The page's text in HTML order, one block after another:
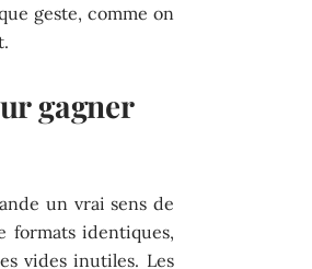
geste, comme on
gagner
un vrai sens de
formats identiques,
vides inutiles. Les